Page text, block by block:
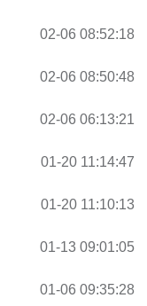
02-06 08:52:18
02-06 08:50:48
02-06 06:13:21
01-20 11:14:47
01-20 11:10:13
01-13 09:01:05
01-06 09:35:28